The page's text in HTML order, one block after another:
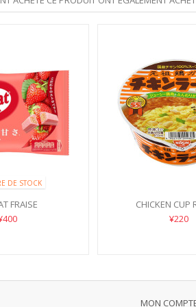
DE STOCK
FRAISE
CHICKEN CUP
¥220
MON